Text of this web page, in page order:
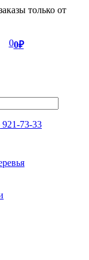
только от
00₽
73-33